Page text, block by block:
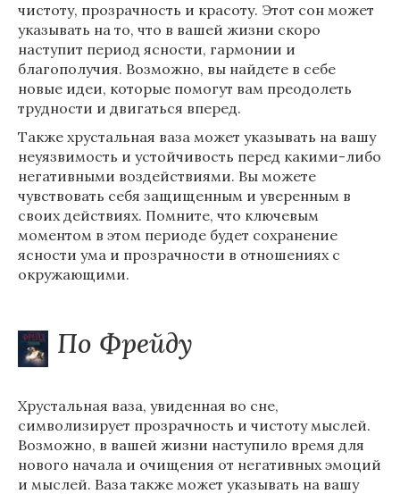
чистоту, прозрачность и красоту. Этот сон может
указывать на то, что в вашей жизни скоро
наступит период ясности, гармонии и
благополучия. Возможно, вы найдете в себе
новые идеи, которые помогут вам преодолеть
трудности и двигаться вперед.
Также хрустальная ваза может указывать на вашу
неуязвимость и устойчивость перед какими-либо
негативными воздействиями. Вы можете
чувствовать себя защищенным и уверенным в
своих действиях. Помните, что ключевым
моментом в этом периоде будет сохранение
ясности ума и прозрачности в отношениях с
окружающими.
По Фрейду
Хрустальная ваза, увиденная во сне,
символизирует прозрачность и чистоту мыслей.
Возможно, в вашей жизни наступило время для
нового начала и очищения от негативных эмоций
и мыслей. Ваза также может указывать на вашу